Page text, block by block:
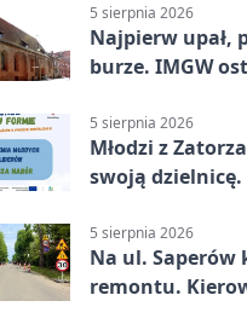
5 sierpnia 2026
Najpierw upał,
burze. IMGW
5 sierpnia 2026
Młodzi z
swoją
5 sierpnia 2026
Na ul. Saperów
remontu.